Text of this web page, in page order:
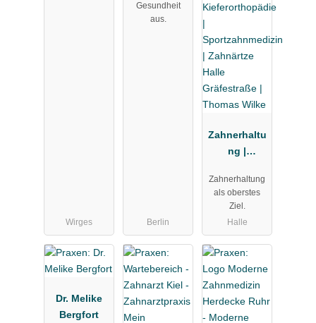
Wirges
Gesundheit
aus.
Berlin
Zahnerhaltu
ng |
ädie |
Halle
Gräfestraße |
Thomas
Wilke
Zahnerhaltung
als oberstes
Ziel.
Halle
Dr. Melike
Bergfort